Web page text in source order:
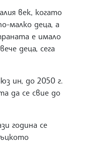
век, когато
малко деца, а
е имало
деца, сега
ин, до 2050 г.
да се свие до
година се